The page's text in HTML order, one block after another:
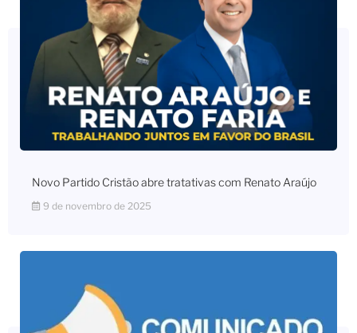
Novo Partido Cristão abre tratativas com Renato Araújo
9 de novembro de 2025